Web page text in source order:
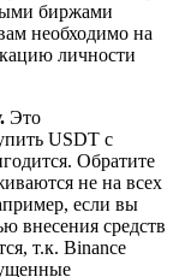
биржами
необходимо на
личности
Это
USDT с
Обратите
не на всех
если вы
внесения средств
т.к. Binance